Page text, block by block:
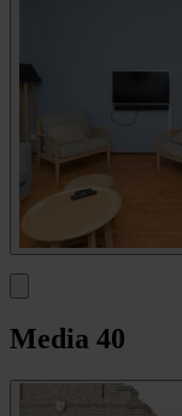
Media 40